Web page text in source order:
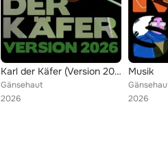
Karl der Käfer (Version 2026)
Gänsehaut
2026
Musik
2026